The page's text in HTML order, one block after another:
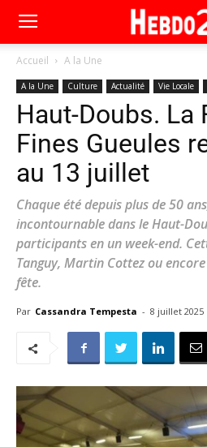
Accueil A la Une
A la Une Culture Actualité Vie Locale
Haut-Doubs. La
Fines Gueules
au 13 juillet
Chaque été depuis plus de 50
incontournable dans le Haut-
participants en un week-end.
Tanguy, Martin Cottez ou
fête.
Par Cassandra Tempesta - 8 juillet 2025